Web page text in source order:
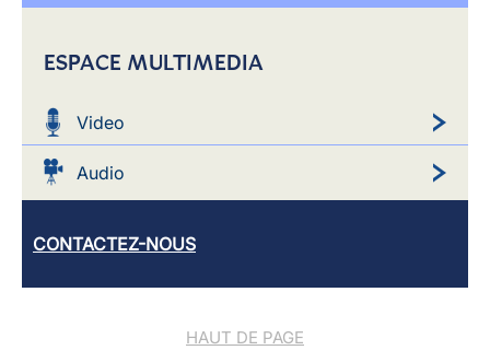
ESPACE MULTIMEDIA
Video
Audio
CONTACTEZ-NOUS
HAUT DE PAGE